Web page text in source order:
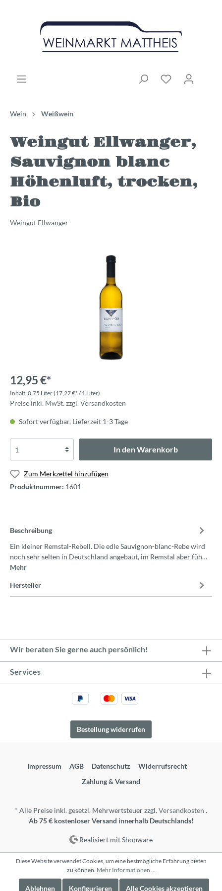
Wein Weißwein
Weingut Ellwanger,
Sauvignon blanc
Höhenluft, trocken,
Bio
Weingut Ellwanger
12,95 €*
Inhalt:0.75 Liter(17,27 €* / 1 Liter)
Preise inkl. MwSt. zzgl. Versandkosten
Sofort verfügbar, Lieferzeit 1-3 Tage
In den Warenkorb
Zum Merkzettel hinzufügen
Produktnummer: 1601
Beschreibung
Ein kleiner Remstal-Rebell. Die edle Sauvignon-blanc-Rebe wird
noch sehr selten in Deutschland angebaut, im Remstal aber füh…
Mehr
Hersteller
Wir beraten Sie gerne auch persönlich!
Services
Bestellung widerrufen
Impressum AGB Datenschutz
Widerrufsrecht
Zahlung & Versand
* Alle Preise inkl. gesetzl. Mehrwertsteuer zzgl.Versandkosten .
Ab 75 € kostenloser Versand innerhalb Deutschlands!
Realisiert mit Shopware
Diese Website verwendet Cookies, um eine bestmögliche Erfahrung bieten
zu können. Mehr Informationen ...
Ablehnen Konfigurieren Alle Cookies akzeptieren